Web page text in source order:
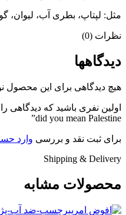
مثل: لپتاپ، بطری آب،
نظرات (0)
دیدگاهها
هیچ دیدگاهی برای این محصول
اولین نفری باشید که دیدگاهی
did you mean Palestine”
برای ثبت نقد و بررسی وارد
Shipping & Delivery
محصولات مشابه